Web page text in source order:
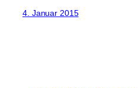
4. Januar 2015